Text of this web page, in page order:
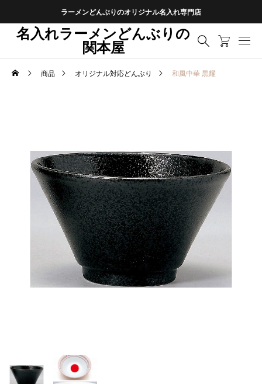
ラーメンどんぶりのオリジナル名入れ専門店
名入れラーメンどんぶりの
関本屋
商品 オリジナル対応どんぶり 和風中華 黒耀